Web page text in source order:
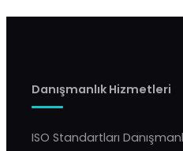
Danışmanlık Hizmetleri
ISO Standartları